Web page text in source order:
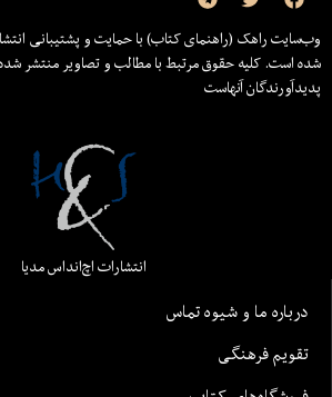
وب‌سایت راهک (راهنمای کتاب) با حمایت و پشتیبانی
شده است. کلیه حقوق مرتبط با مطالب و تصاویر منتشر
پدیدآورندگان آنهاست
انتشارات اچ‌اند‌اس مدیا
درباره ما و شیوه تماس
تقویم فرهنگی